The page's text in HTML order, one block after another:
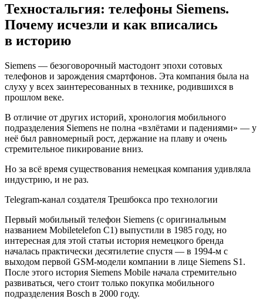
Техностальгия: телефоны Siemens.
Почему исчезли и как вписались
в историю
Siemens — безоговорочный мастодонт эпохи сотовых
телефонов и зарождения смартфонов. Эта компания была на
слуху у всех заинтересованных в технике, родившихся в
прошлом веке.
В отличие от других историй, хронология мобильного
подразделения Siemens не полна «взлётами и падениями» — у
неё был равномерный рост, держание на плаву и очень
стремительное пикирование вниз.
Но за всё время существования немецкая компания удивляла
индустрию, и не раз.
Telegram-канал создателя Трешбокса про технологии
Первый мобильный телефон Siemens (с оригинальным
названием Mobiletelefon C1) выпустили в 1985 году, но
интересная для этой статьи история немецкого бренда
началась практически десятилетие спустя — в 1994-м с
выходом первой GSM-модели компании в лице Siemens S1.
После этого история Siemens Mobile начала стремительно
развиваться, чего стоит только покупка мобильного
подразделения Bosch в 2000 году.